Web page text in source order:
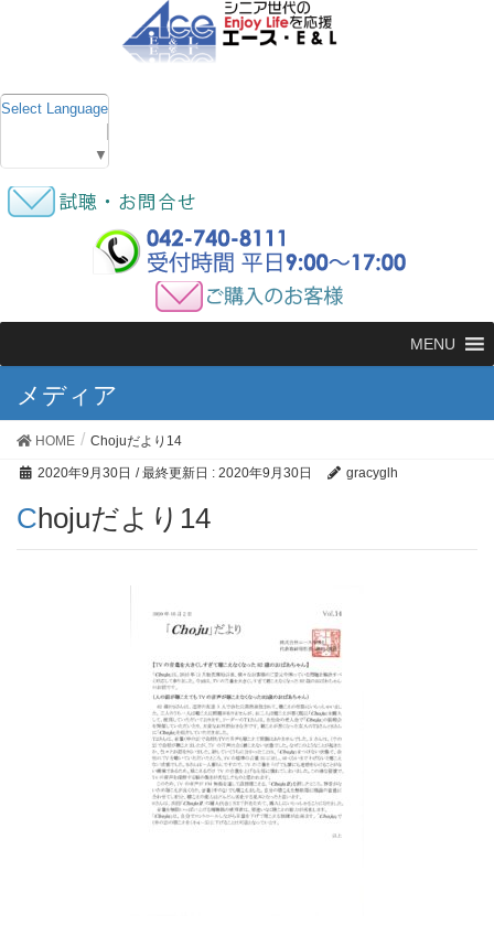
Select Language
▼
MENU
メディア
HOME Chojuだより14
2020年9月30日 / 最終更新日 : 2020年9月30日 gracyglh
Chojuだより14